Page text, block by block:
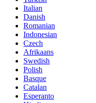
Italian
Danish
Romanian
Indonesian
Czech
Afrikaans
Swedish
Polish
Basque
Catalan
Esperanto